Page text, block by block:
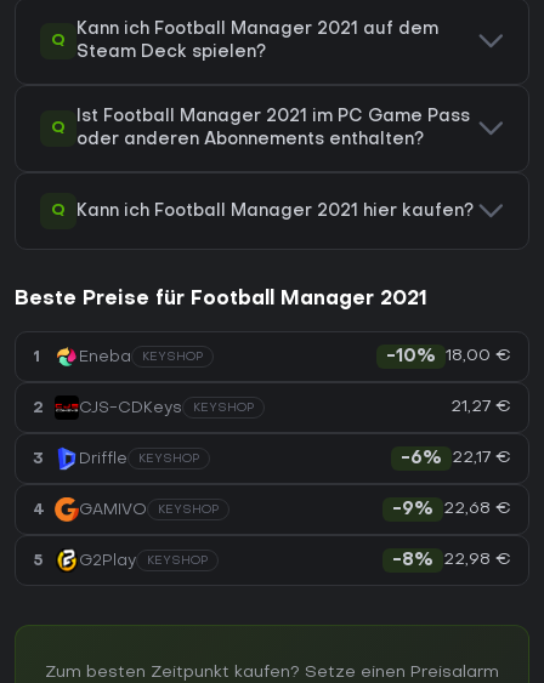
Q
Kann ich Football Manager 2021 auf dem
Steam Deck spielen?
Q
Ist Football Manager 2021 im PC Game Pass
oder anderen Abonnements enthalten?
Q Kann ich Football Manager 2021 hier kaufen?
Beste Preise für Football Manager 2021
1 Eneba KEYSHOP -10% 18,00 €
2 CJS-CDKeys KEYSHOP 21,27 €
3 Driffle KEYSHOP -6% 22,17 €
4 GAMIVO KEYSHOP -9% 22,68 €
5 G2Play KEYSHOP -8% 22,98 €
Zum besten Zeitpunkt kaufen? Setze einen Preisalarm